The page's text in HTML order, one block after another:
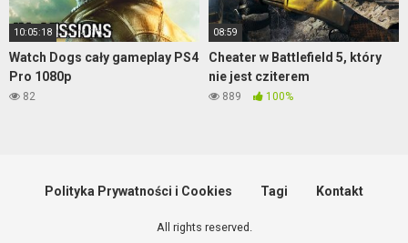
10:05:18
Watch Dogs cały gameplay PS4
Pro 1080p
82
08:59
Cheater w Battlefield 5, który
nie jest cziterem
889 100%
Polityka Prywatności i Cookies Tagi Kontakt
All rights reserved.